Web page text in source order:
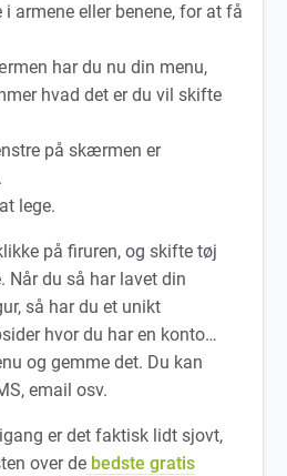
i armene eller benene, for at få
har du nu din menu,
hvad det er du vil skifte
på skærmen er
lege.
på firuren, og skifte tøj
Når du så har lavet din
så har du et unikt
hvor du har en konto…
og gemme det. Du kan
email osv.
er det faktisk lidt sjovt,
over de bedste gratis